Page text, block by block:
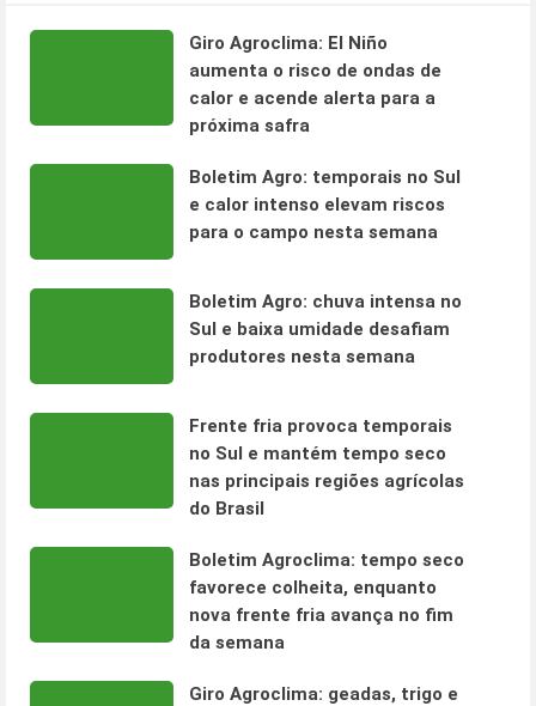
Giro Agroclima: El Niño
aumenta o risco de ondas de
calor e acende alerta para a
próxima safra
Boletim Agro: temporais no Sul
e calor intenso elevam riscos
para o campo nesta semana
Boletim Agro: chuva intensa no
Sul e baixa umidade desafiam
produtores nesta semana
Frente fria provoca temporais
no Sul e mantém tempo seco
nas principais regiões agrícolas
do Brasil
Boletim Agroclima: tempo seco
favorece colheita, enquanto
nova frente fria avança no fim
da semana
Giro Agroclima: geadas, trigo e